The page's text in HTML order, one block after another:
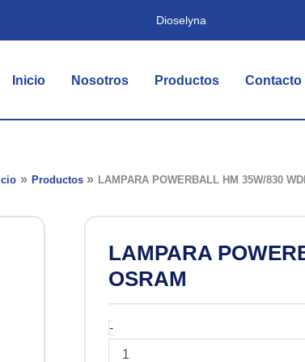
Dioselyna
Inicio Nosotros Productos Contacto
Productos LAMPARA POWERBALL HM 35W/830
LAMPARA
OSRAM
-LAMPARA
POWERBALL
HM